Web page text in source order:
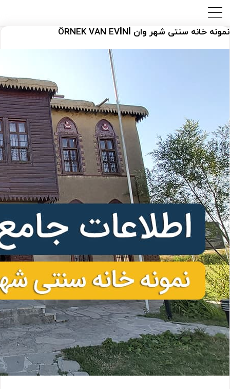
نمونه خانه سنتی شهر وان ÖRNEK VAN EVİNİ